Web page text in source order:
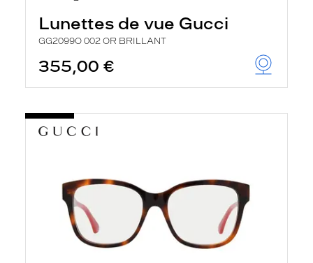
Lunettes de vue Gucci
GG2099O 002 OR BRILLANT
355,00 €